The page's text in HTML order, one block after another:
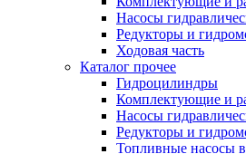
Насосы
Редукторы и
Ходовая часть
Каталог прочее
Гидроцилиндры
Комплектующие и
Насосы
Редукторы и
Топливные насосы